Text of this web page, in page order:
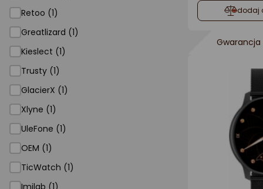
Retoo (1)
Greatlizard (1)
Kieslect (1)
Trusty (1)
GlacierX (1)
Xlyne (1)
UleFone (1)
OEM (1)
TicWatch (1)
Imilab (1)
dodaj
Gwarancja